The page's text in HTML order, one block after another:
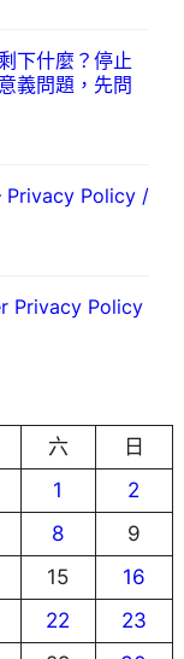
下什麼？停止
義問題，先問
Privacy Policy /
Privacy Policy
六
日
1
2
8
9
15
16
22
23